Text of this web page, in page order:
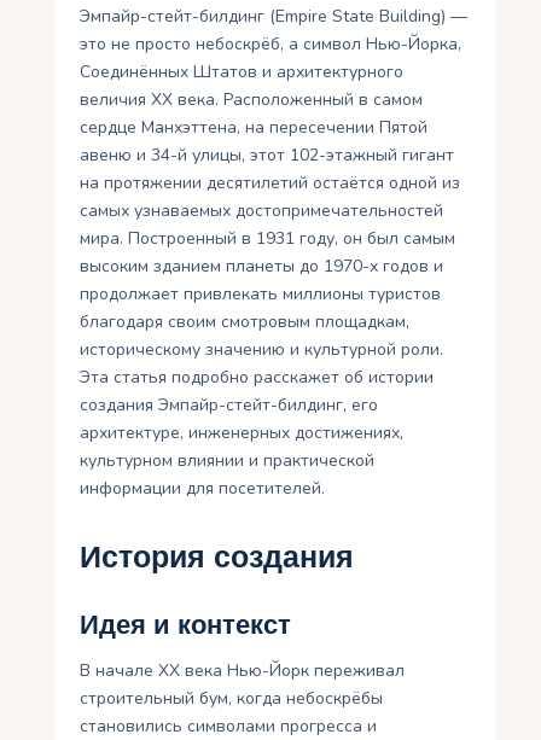
Эмпайр-стейт-билдинг (Empire State Building) —
это не просто небоскрёб, а символ Нью-Йорка,
Соединённых Штатов и архитектурного
величия XX века. Расположенный в самом
сердце Манхэттена, на пересечении Пятой
авеню и 34-й улицы, этот 102-этажный гигант
на протяжении десятилетий остаётся одной из
самых узнаваемых достопримечательностей
мира. Построенный в 1931 году, он был самым
высоким зданием планеты до 1970-х годов и
продолжает привлекать миллионы туристов
благодаря своим смотровым площадкам,
историческому значению и культурной роли.
Эта статья подробно расскажет об истории
создания Эмпайр-стейт-билдинг, его
архитектуре, инженерных достижениях,
культурном влиянии и практической
информации для посетителей.
История создания
Идея и контекст
В начале XX века Нью-Йорк переживал
строительный бум, когда небоскрёбы
становились символами прогресса и